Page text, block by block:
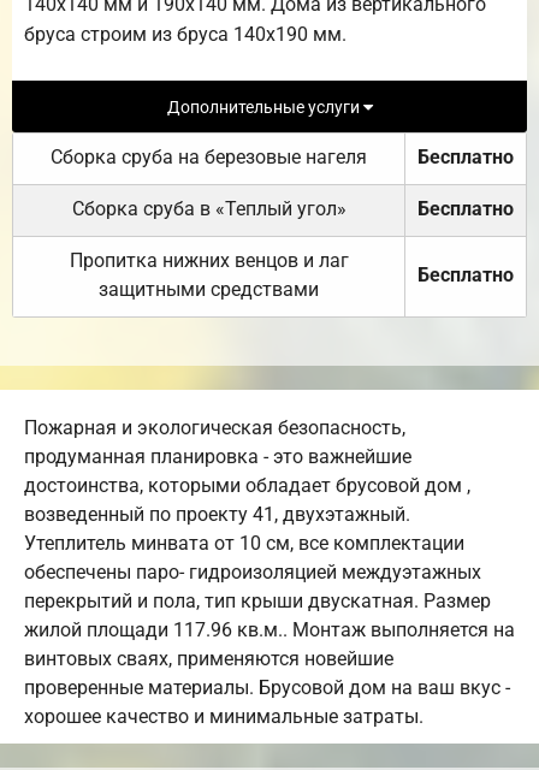
бруса строим из бруса 140х190 мм.
Дополнительные услуги
Сборка сруба на березовые нагеля Бесплатно
Сборка сруба в «Теплый угол» Бесплатно
Пропитка нижних венцов и лаг
защитными средствами
Бесплатно
Пожарная и экологическая безопасность,
продуманная планировка - это важнейшие
достоинства, которыми обладает брусовой дом ,
возведенный по проекту 41, двухэтажный.
Утеплитель минвата от 10 см, все комплектации
обеспечены паро- гидроизоляцией междуэтажных
перекрытий и пола, тип крыши двускатная. Размер
жилой площади 117.96 кв.м.. Монтаж выполняется на
винтовых сваях, применяются новейшие
проверенные материалы. Брусовой дом на ваш вкус -
хорошее качество и минимальные затраты.